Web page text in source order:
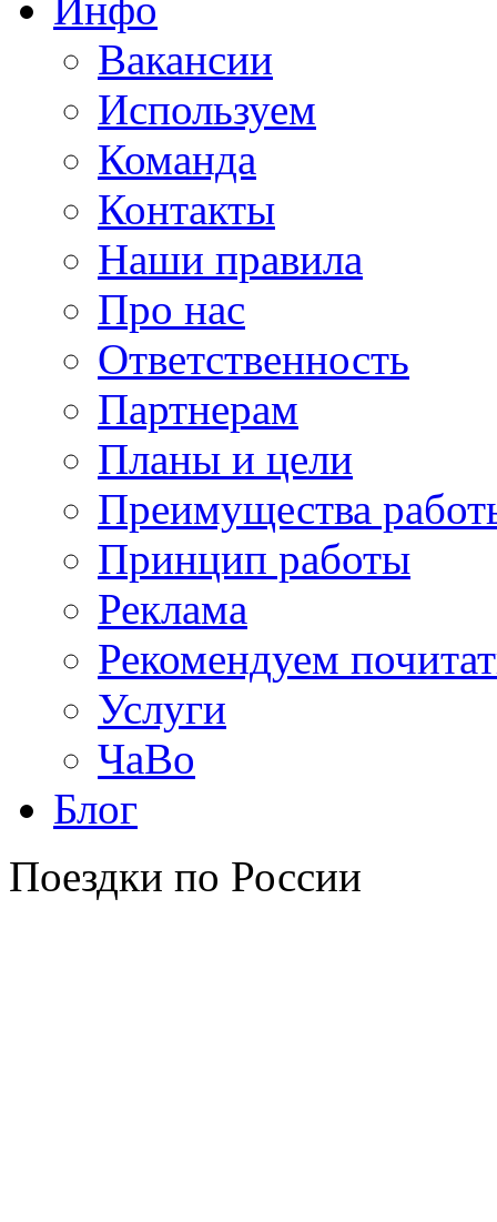
Вакансии
Используем
Команда
Контакты
Наши правила
Про нас
Ответственность
Партнерам
Планы и цели
Преимущества
Принцип работы
Реклама
Рекомендуем
Услуги
ЧаВо
Блог
Поездки по России